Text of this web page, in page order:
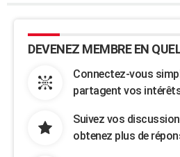
DEVENEZ MEMBRE EN
Connectez-vous
partagent vos
Suivez vos
obtenez plus de